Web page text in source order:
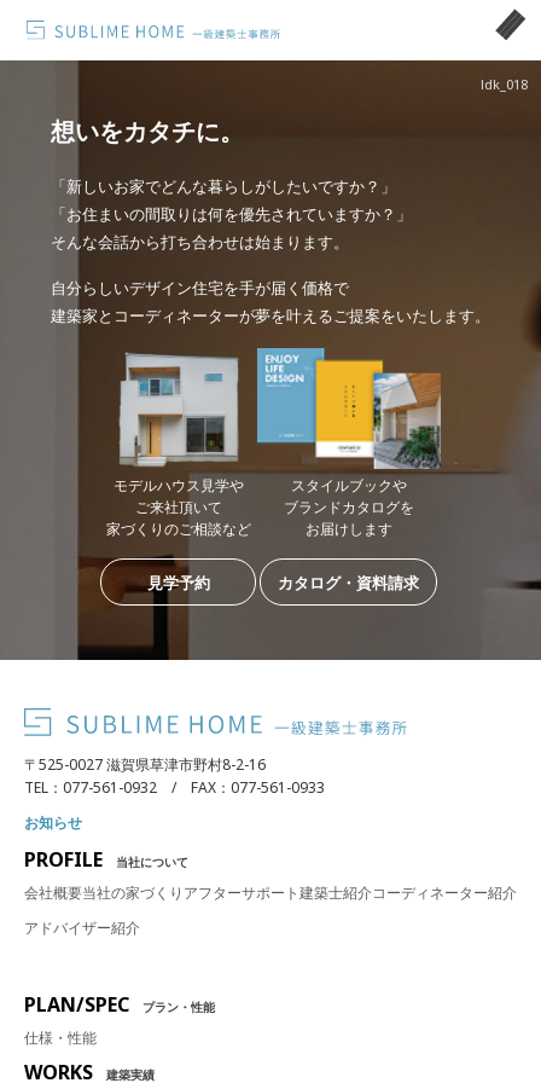
ldk_018
想いをカタチに。
「新しいお家でどんな暮らしがしたいですか？」
「お住まいの間取りは何を優先されていますか？」
そんな会話から打ち合わせは始まります。
自分らしいデザイン住宅を手が届く価格で
建築家とコーディネーターが夢を叶えるご提案をいたします。
モデルハウス見学や
ご来社頂いて
家づくりのご相談など
見学予約
スタイルブックや
ブランドカタログを
お届けします
カタログ・資料請求
〒525-0027 滋賀県草津市野村8-2-16
TEL：077-561-0932 / FAX：077-561-0933
お知らせ
PROFILE 当社について
会社概要当社の家づくり アフターサポート建築士紹介コーディネーター紹介
アドバイザー紹介
PLAN/SPEC プラン・性能
仕様・性能
WORKS 建築実績